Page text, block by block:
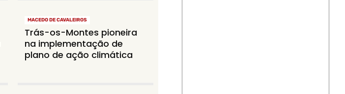
MACEDO DE CAVALEIROS
Trás-os-Montes pioneira
na implementação de
plano de ação climática